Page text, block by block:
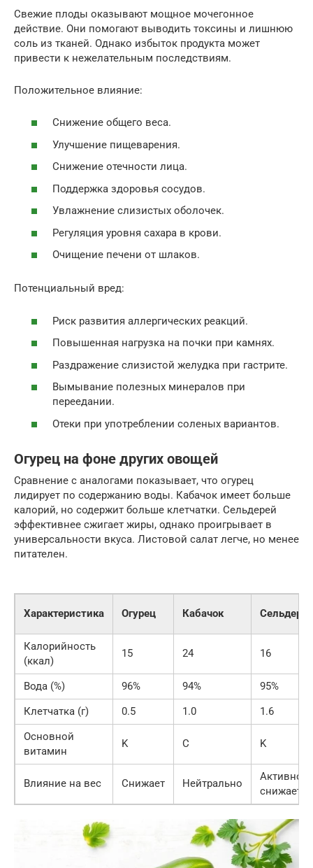
Свежие плоды оказывают мощное мочегонное
действие. Они помогают выводить токсины и лишнюю
соль из тканей. Однако избыток продукта может
привести к нежелательным последствиям.
Положительное влияние:
Снижение общего веса.
Улучшение пищеварения.
Снижение отечности лица.
Поддержка здоровья сосудов.
Увлажнение слизистых оболочек.
Регуляция уровня сахара в крови.
Очищение печени от шлаков.
Потенциальный вред:
Риск развития аллергических реакций.
Повышенная нагрузка на почки при камнях.
Раздражение слизистой желудка при гастрите.
Вымывание полезных минералов при
переедании.
Отеки при употреблении соленых вариантов.
Огурец на фоне других овощей
Сравнение с аналогами показывает, что огурец
лидирует по содержанию воды. Кабачок имеет больше
калорий, но содержит больше клетчатки. Сельдерей
эффективнее сжигает жиры, однако проигрывает в
универсальности вкуса. Листовой салат легче, но менее
питателен.
Характеристика Огурец Кабачок Сельдерей
Калорийность
(ккал)
15 24 16
Вода (%) 96% 94%
95%
Клетчатка (г)
0.5 1.0
1.6
Основной
витамин
K C K
Влияние на вес Снижает Нейтрально
Активно
снижает